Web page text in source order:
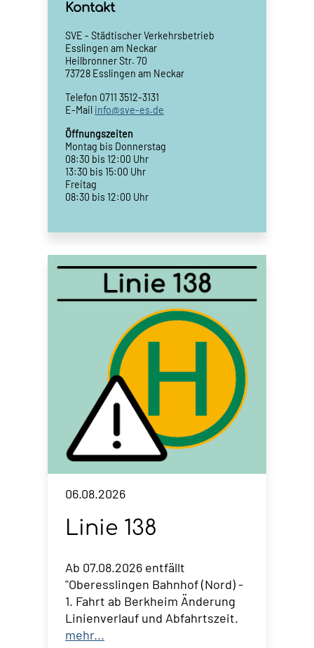
Kontakt
SVE - Städtischer Verkehrsbetrieb
Esslingen am Neckar
Heilbronner Str. 70
73728 Esslingen am Neckar
Telefon 0711 3512-3131
E-Mail info@sve-es.de
Öffnungszeiten
Montag bis Donnerstag
08:30 bis 12:00 Uhr
13:30 bis 15:00 Uhr
Freitag
08:30 bis 12:00 Uhr
06.08.2026
Linie 138
Ab 07.08.2026 entfällt
"Oberesslingen Bahnhof (Nord) -
1. Fahrt ab Berkheim Änderung
Linienverlauf und Abfahrtszeit.
mehr...